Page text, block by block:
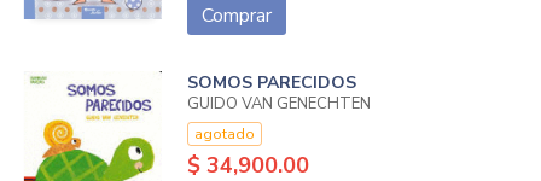
Comprar
SOMOS PARECIDOS
GUIDO VAN GENECHTEN
agotado
$ 34,900.00